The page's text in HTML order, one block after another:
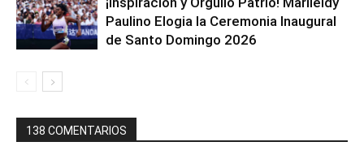
Paulino Elogia la Ceremonia Inaugural
de Santo Domingo 2026
138 COMENTARIOS